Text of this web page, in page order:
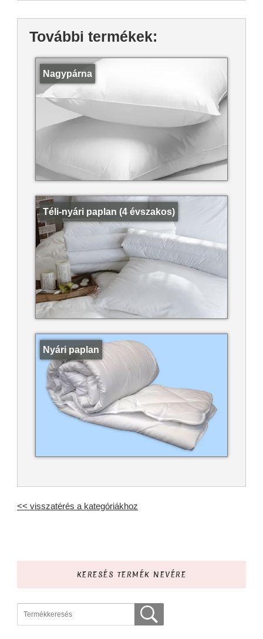
További termékek:
Nagypárna
Téli-nyári paplan (4 évszakos)
Nyári paplan
<< visszatérés a kategóriákhoz
KERESÉS TERMÉK NEVÉRE